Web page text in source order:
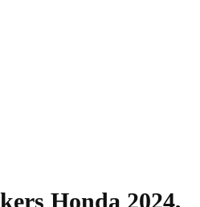
Honda 2024,